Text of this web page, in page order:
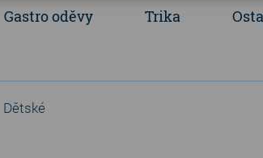
Gastro oděvy Trika
Dětské